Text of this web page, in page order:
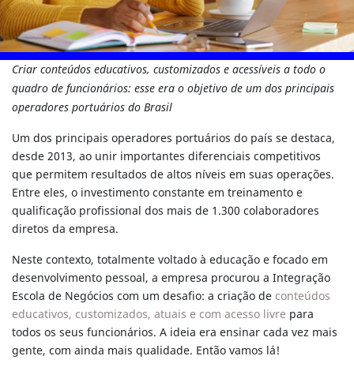
Criar conteúdos educativos, customizados e acessíveis a todo o
quadro de funcionários: esse era o objetivo de um dos principais
operadores portuários do Brasil
Um dos principais operadores portuários do país se destaca,
desde 2013, ao unir importantes diferenciais competitivos
que permitem resultados de altos níveis em suas operações.
Entre eles, o investimento constante em treinamento e
qualificação profissional dos mais de 1.300 colaboradores
diretos da empresa.
Neste contexto, totalmente voltado à educação e focado em
desenvolvimento pessoal, a empresa procurou a Integração
Escola de Negócios com um desafio: a criação de conteúdos
educativos, customizados, atuais e com acesso livre para
todos os seus funcionários. A ideia era ensinar cada vez mais
gente, com ainda mais qualidade. Então vamos lá!